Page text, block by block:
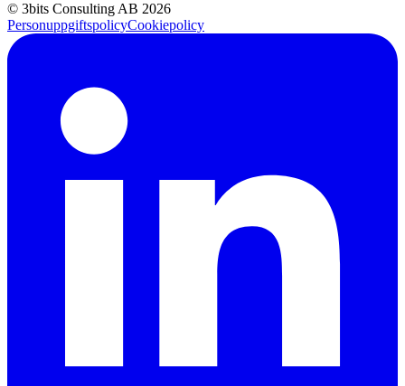
© 3bits Consulting AB 2026
PersonuppgiftspolicyCookiepolicy